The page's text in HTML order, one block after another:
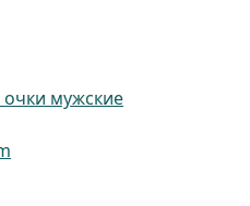
мужские